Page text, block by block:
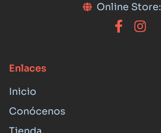
Online Store:
Enlaces
Inicio
Conócenos